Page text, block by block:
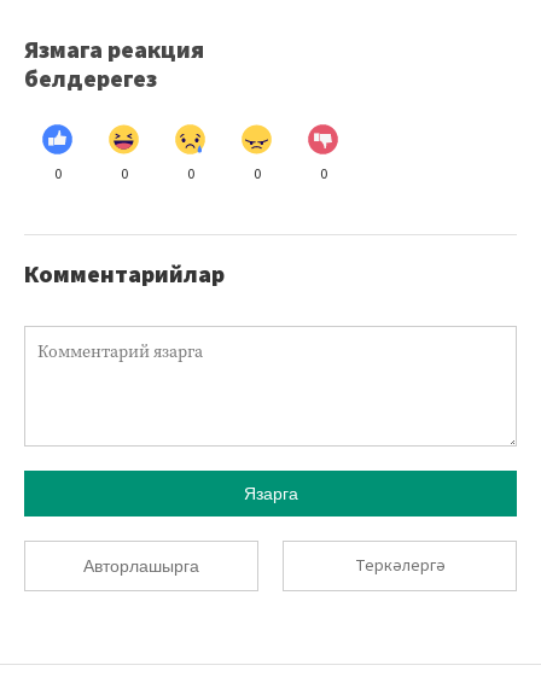
Язмага реакция
белдерегез
0 0 0 0 0
Комментарийлар
Язарга
Авторлашырга Теркәлергә